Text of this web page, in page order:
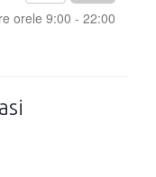
orele 9:00 - 22:00